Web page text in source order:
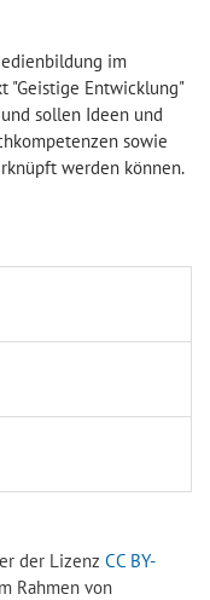
im
"Geistige Entwicklung"
sollen Ideen und
sowie
werden können.
der LizenzCC BY-
Rahmen von